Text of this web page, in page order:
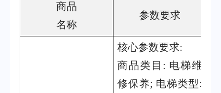
商品
名称
参数要求
核心参数要求:
商品类目 : 电梯维
修保养; 电梯类型: